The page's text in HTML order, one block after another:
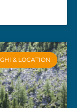
& LOCATION